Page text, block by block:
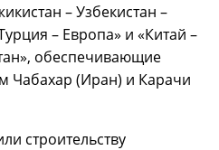
– Узбекистан –
– Европа» и «Китай –
обеспечивающие
Чабахар (Иран) и Карачи
строительству